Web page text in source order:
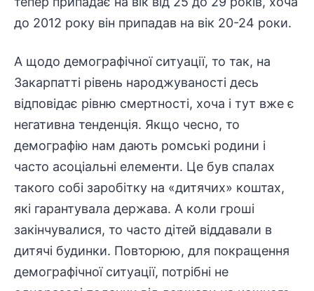
до 2012 року він припадав на вік 20-24 роки.
А щодо демографічної ситуації, то так, на
Закарпатті рівень народжуваності десь
відповідає рівню смертності, хоча і тут вже є
негативна тенденція. Якщо чесно, то
демографію нам дають ромські родини і
часто асоціальні елементи. Це був спалах
такого собі заробітку на «дитячих» коштах,
які гарантувала держава. А коли гроші
закінчувалися, то часто дітей віддавали в
дитячі будинки. Повторюю, для покращення
демографічної ситуації, потрібні не